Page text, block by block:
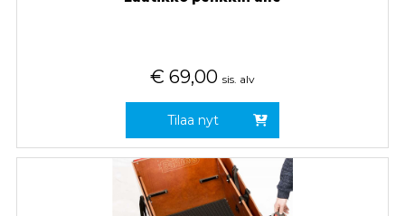
€ 69,00 sis. alv
Tilaa nyt